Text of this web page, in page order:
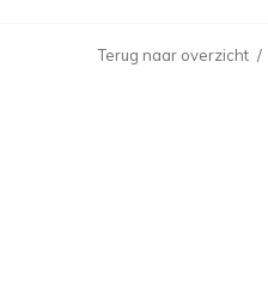
Terug naar overzicht